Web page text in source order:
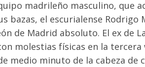
madrileño masculino, que
bazas, el escurialense Rodrigo
de Madrid absoluto. El ex de
molestias físicas en la
medio minuto de la cabeza de